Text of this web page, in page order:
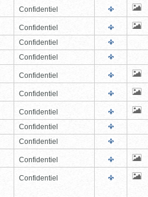
Confidentiel
Confidentiel
Confidentiel
Confidentiel
Confidentiel
Confidentiel
Confidentiel
Confidentiel
Confidentiel
Confidentiel
Confidentiel